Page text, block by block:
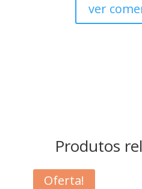
ver
Produtos
Oferta!